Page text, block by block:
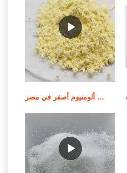
سعر المصنع باك 30% كلوريد بولي ألومنيوم أصفر في مصر